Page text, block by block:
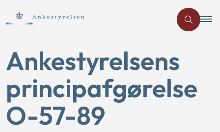
Ankestyrelsens
principafgørelse
O-57-89